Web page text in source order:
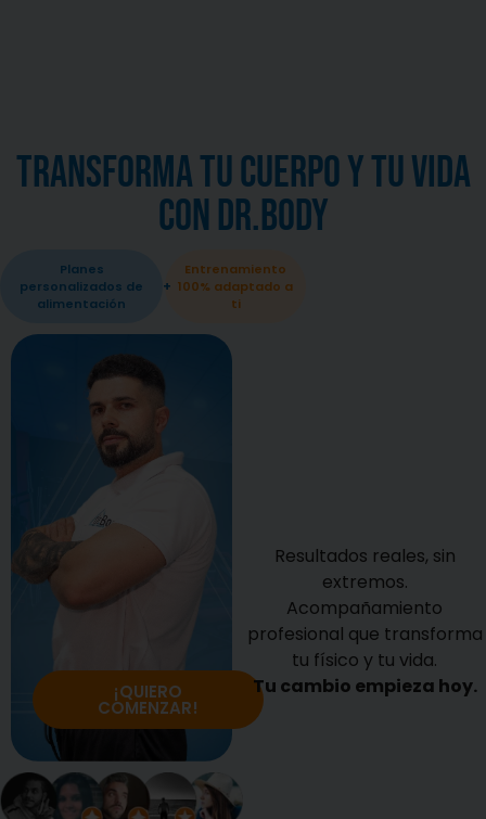
Transforma tu Cuerpo y tu Vida
con Dr.Body
Planes
personalizados de
alimentación
Entrenamiento
100% adaptado a
ti
+
¡QUIERO
COMENZAR!
Resultados reales, sin
extremos.
Acompañamiento
profesional que transforma
tu físico y tu vida.
Tu cambio empieza hoy.